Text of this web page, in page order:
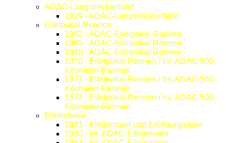
ADAC-Langstreckenfahrt
1929 - ADAC-Langstreckenfahrt
Eifelpokal-Rennen
1962 - ADAC-Eifelpokal-Rennen
1965 - ADAC-Eifelpokal-Rennen
1969 - ADAC-Eifelpokal-Rennen
1970 - Eifelpokal-Rennen / Int. ADAC 500-
Kilometer-Rennen
1972 - Eifelpokal-Rennen / Int. ADAC 500-
Kilometer-Rennen
1973 - Eifelpokal-Rennen / Int. ADAC 500-
Kilometer-Rennen
Eifelrennen
1927 - Eifelrennen und Eröffnungsfeier
1950 - Int. ADAC-Eifelrennen